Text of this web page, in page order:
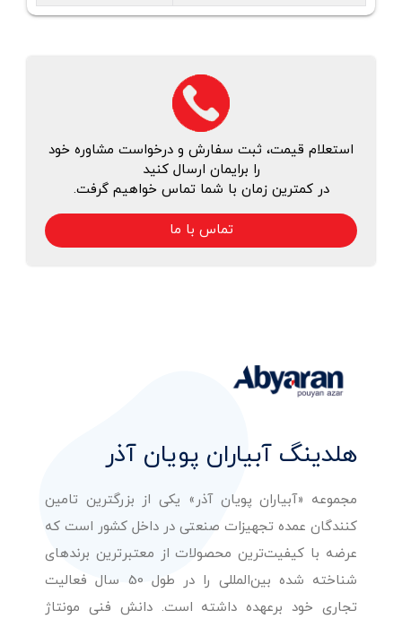
استعلام قیمت، ثبت سفارش و درخواست مشاوره خود
را برایمان ارسال کنید
در کمترین زمان با شما تماس خواهیم گرفت.
تماس با ما
هلدینگ آبیاران پویان آذر
مجموعه «آبیاران پویان آذر» یکی از بزرگترین تامین
کنندگان عمده تجهیزات صنعتی در داخل کشور است که
عرضه با کیفیت‌ترین محصولات از معتبرترین برندهای
شناخته شده بین‌المللی را در طول 50 سال فعالیت
تجاری خود برعهده داشته است. دانش فنی مونتاژ